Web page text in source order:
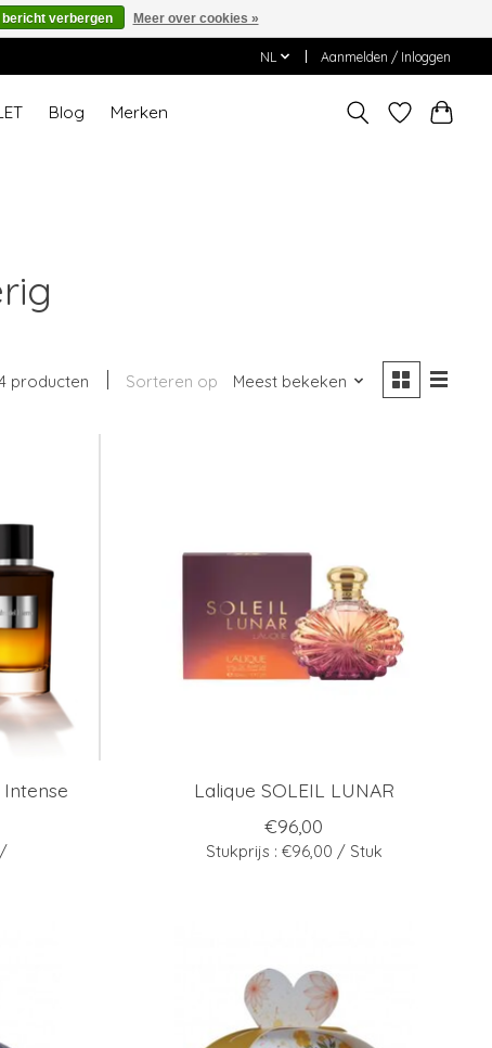
NL Aanmelden / Inloggen
Blog Merken
producten Sorteren op Meest bekeken
Lalique SOLEIL LUNAR
€96,00
Stukprijs : €96,00 / Stuk
bericht verbergen Meer over cookies »